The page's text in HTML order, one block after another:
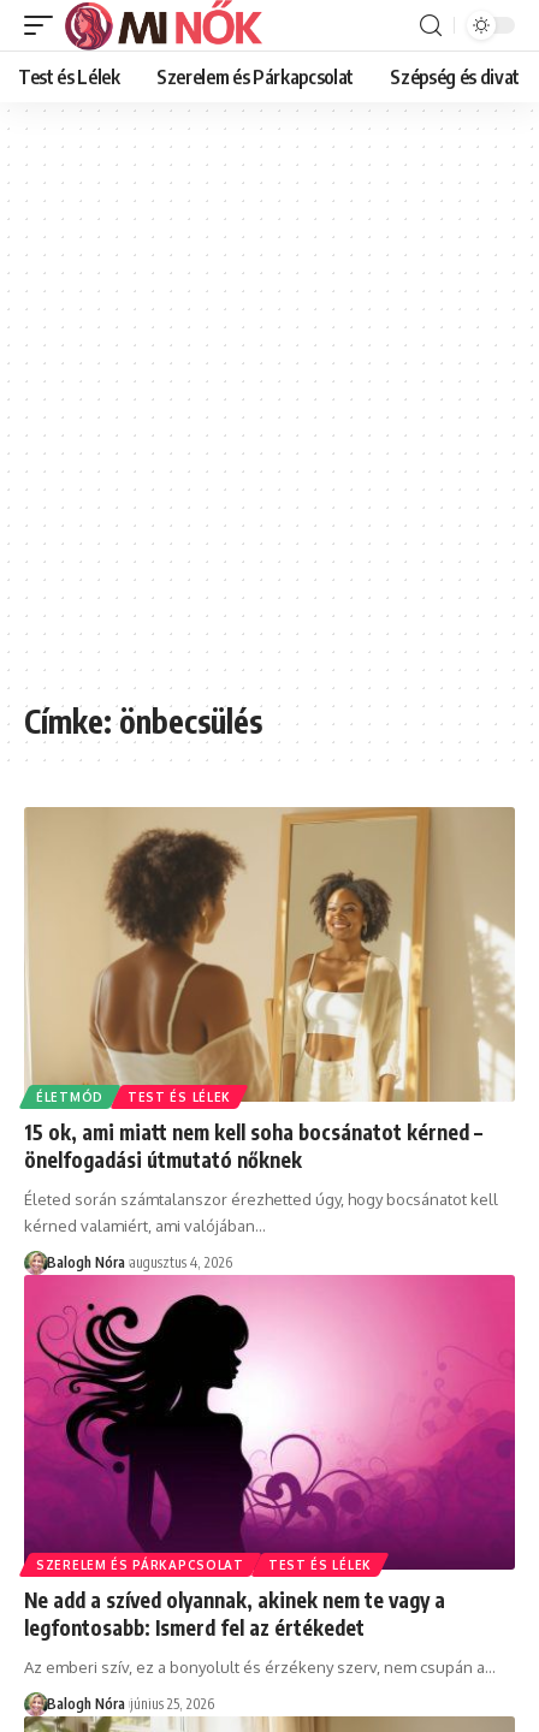
Test és Lélek Szerelem és Párkapcsolat Szépség és divat
Címke:önbecsülés
ÉLETMÓD TEST ÉS LÉLEK
15 ok, ami miatt nem kell soha bocsánatot kérned –
önelfogadási útmutató nőknek
Életed során számtalanszor érezhetted úgy, hogy bocsánatot kell
kérned valamiért, ami valójában…
Balogh Nóra augusztus 4, 2026
SZERELEM ÉS PÁRKAPCSOLAT TEST ÉS LÉLEK
Ne add a szíved olyannak, akinek nem te vagy a
legfontosabb: Ismerd fel az értékedet
Az emberi szív, ez a bonyolult és érzékeny szerv, nem csupán a…
Balogh Nóra június 25, 2026